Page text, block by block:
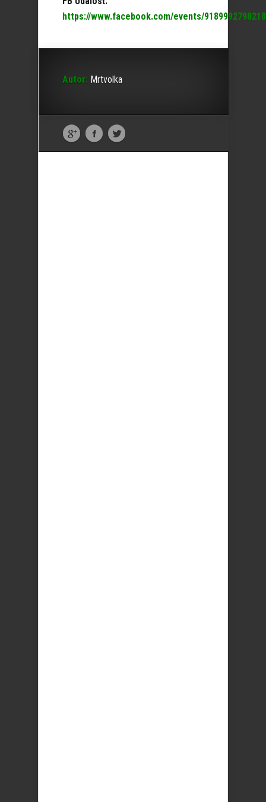
https://www.facebook.com/events/
Autor: Mrtvolka